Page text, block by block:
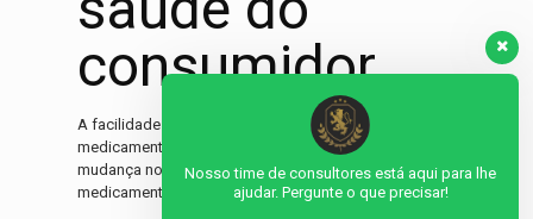
consumidor
A facilidade e conveniência do delivery de
medicamentos Com o avanço da tecnologia e a
mudança nos hábitos de consumo, o delivery de
medicamentos tem se
[…]
Nosso time de consultores está aqui para lhe
ajudar. Pergunte o que precisar!